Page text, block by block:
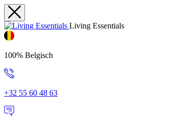
Living Essentials
100% Belgisch
+32 55 60 48 63